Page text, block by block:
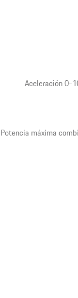
Aceleración 0-
Potencia máxima